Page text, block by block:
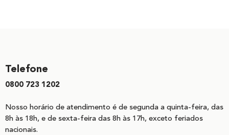
Telefone
0800 723 1202
Nosso horário de atendimento é de segunda a quinta-feira, das
8h às 18h, e de sexta-feira das 8h às 17h, exceto feriados
nacionais.